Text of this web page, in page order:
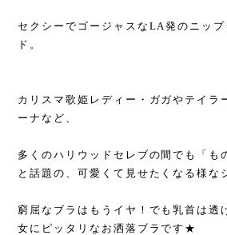
セクシーでゴージャスなLA発のニッ
ド。
カリスマ歌姫レディー・ガガやテイラ
ーナなど、
多くのハリウッドセレブの間でも「も
と話題の、可愛くて見せたくなる様な
窮屈なブラはもうイヤ！でも乳首は透
女にピッタリなお洒落ブラです★